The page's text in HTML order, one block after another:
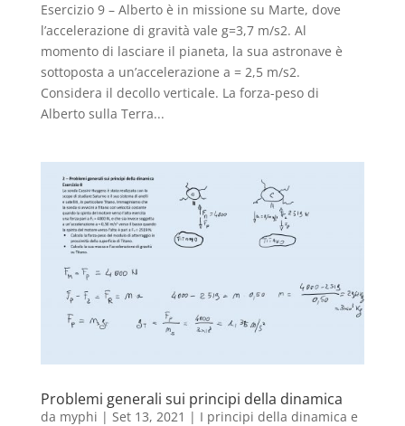
Esercizio 9 – Alberto è in missione su Marte, dove
l’accelerazione di gravità vale g=3,7 m/s2. Al
momento di lasciare il pianeta, la sua astronave è
sottoposta a un’accelerazione a = 2,5 m/s2.
Considera il decollo verticale. La forza-peso di
Alberto sulla Terra...
Problemi generali sui principi della dinamica
da myphi | Set 13, 2021 | I principi della dinamica e